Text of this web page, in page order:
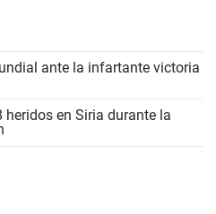
ante la infartante victoria
en Siria durante la